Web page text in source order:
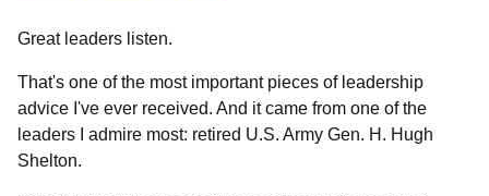
Great leaders listen.
That's one of the most important pieces of leadership
advice I've ever received. And it came from one of the
leaders I admire most: retired U.S. Army Gen. H. Hugh
Shelton.